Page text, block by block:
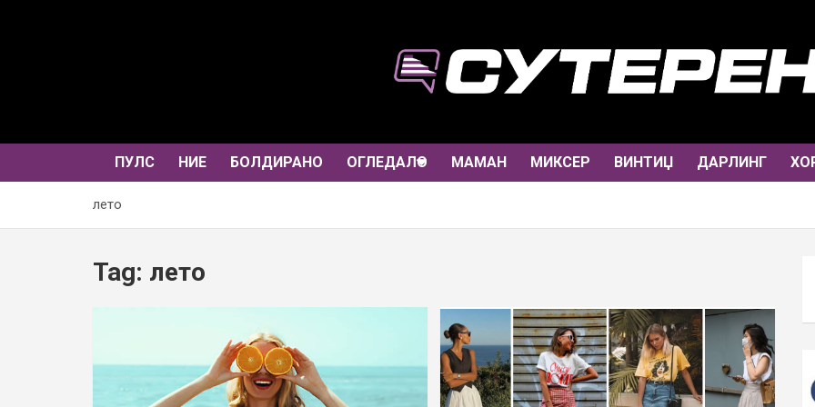
ПУЛС НИЕ БОЛДИРАНО ОГЛЕДАЛО МАМАН МИКСЕР ВИНТИЏ ДАРЛИНГ
лето
Tag: лето